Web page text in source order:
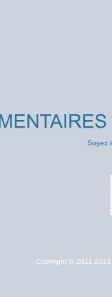
Soyez
Copyright © 2011-